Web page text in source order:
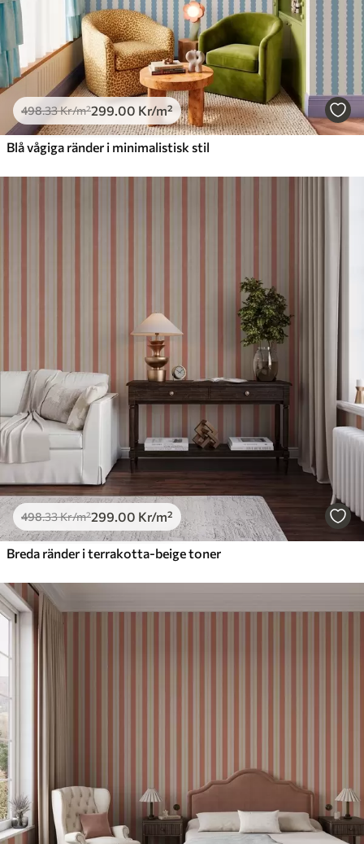
379.00Kr/m²
Premiumvinyl
.00435.00Kr/m²
498.33Kr/m²299.00 Kr/m²
Blå vågiga ränder i minimalistisk stil
498.33Kr/m²299.00 Kr/m²
Breda ränder i terrakotta-beige toner